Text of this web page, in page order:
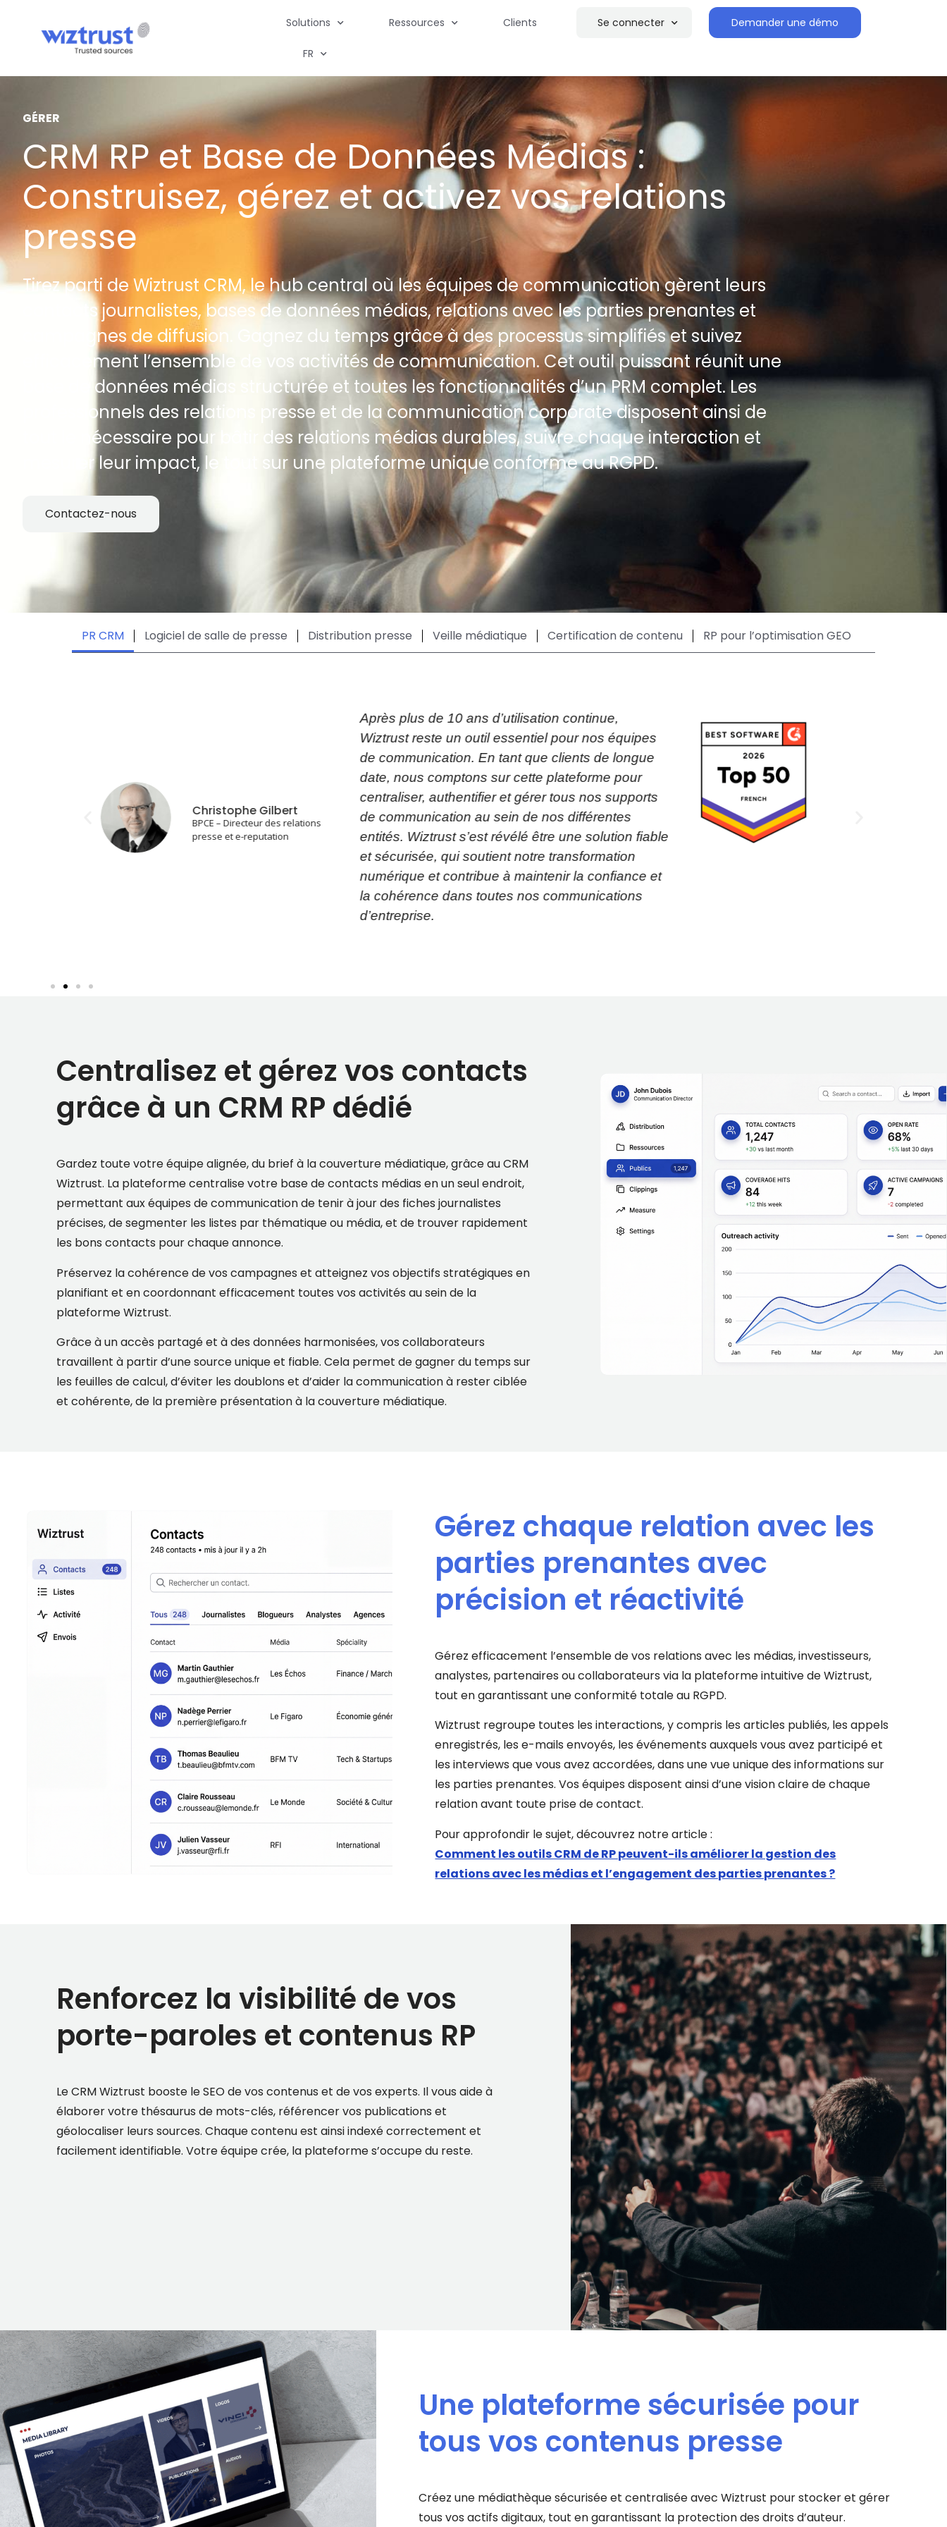
Solutions Ressources Clients Se connecter Demander une démo
FR
GÉRER
CRM RP et Base de Données Médias :
Construisez, gérez et activez vos relations
presse
Tirez parti de Wiztrust CRM, le hub central où les équipes de communication gèrent leurs
contacts journalistes, bases de données médias, relations avec les parties prenantes et
campagnes de diffusion. Gagnez du temps grâce à des processus simplifiés et suivez
efficacement l’ensemble de vos activités de communication. Cet outil puissant réunit une
base de données médias structurée et toutes les fonctionnalités d’un PRM complet. Les
professionnels des relations presse et de la communication corporate disposent ainsi de
tout le nécessaire pour bâtir des relations médias durables, suivre chaque interaction et
mesurer leur impact, le tout sur une plateforme unique conforme au RGPD.
Contactez-nous
PR CRM Logiciel de salle de presse Distribution presse Veille médiatique Certification de contenu RP pour l’optimisation GEO
Christophe Gilbert
BPCE – Directeur des relations
presse et e-reputation
Après plus de 10 ans d’utilisation continue,
Wiztrust reste un outil essentiel pour nos équipes
de communication. En tant que clients de longue
date, nous comptons sur cette plateforme pour
centraliser, authentifier et gérer tous nos supports
de communication au sein de nos différentes
entités. Wiztrust s’est révélé être une solution fiable
et sécurisée, qui soutient notre transformation
numérique et contribue à maintenir la confiance et
la cohérence dans toutes nos communications
d’entreprise.
Centralisez et gérez vos contacts
grâce à un CRM RP dédié
Gardez toute votre équipe alignée, du brief à la couverture médiatique, grâce au CRM
Wiztrust. La plateforme centralise votre base de contacts médias en un seul endroit,
permettant aux équipes de communication de tenir à jour des fiches journalistes
précises, de segmenter les listes par thématique ou média, et de trouver rapidement
les bons contacts pour chaque annonce.
Préservez la cohérence de vos campagnes et atteignez vos objectifs stratégiques en
planifiant et en coordonnant efficacement toutes vos activités au sein de la
plateforme Wiztrust.
Grâce à un accès partagé et à des données harmonisées, vos collaborateurs
travaillent à partir d’une source unique et fiable. Cela permet de gagner du temps sur
les feuilles de calcul, d’éviter les doublons et d’aider la communication à rester ciblée
et cohérente, de la première présentation à la couverture médiatique.
Gérez chaque relation avec les
parties prenantes avec
précision et réactivité
Gérez efficacement l’ensemble de vos relations avec les médias, investisseurs,
analystes, partenaires ou collaborateurs via la plateforme intuitive de Wiztrust,
tout en garantissant une conformité totale au RGPD.
Wiztrust regroupe toutes les interactions, y compris les articles publiés, les appels
enregistrés, les e-mails envoyés, les événements auxquels vous avez participé et
les interviews que vous avez accordées, dans une vue unique des informations sur
les parties prenantes. Vos équipes disposent ainsi d’une vision claire de chaque
relation avant toute prise de contact.
Pour approfondir le sujet, découvrez notre article :
Comment les outils CRM de RP peuvent-ils améliorer la gestion des
relations avec les médias et l’engagement des parties prenantes ?
Renforcez la visibilité de vos
porte-paroles et contenus RP
Le CRM Wiztrust booste le SEO de vos contenus et de vos experts. Il vous aide à
élaborer votre thésaurus de mots-clés, référencer vos publications et
géolocaliser leurs sources. Chaque contenu est ainsi indexé correctement et
facilement identifiable. Votre équipe crée, la plateforme s’occupe du reste.
Une plateforme sécurisée pour
tous vos contenus presse
Créez une médiathèque sécurisée et centralisée avec Wiztrust pour stocker et gérer
tous vos actifs digitaux, tout en garantissant la protection des droits d’auteur.